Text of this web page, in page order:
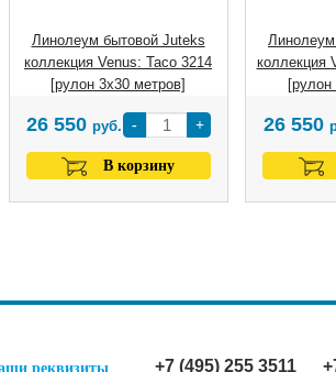
Линолеум бытовой Juteks
коллекция Venus: Taco 3214
[рулон 3х30 метров]
- +
26 550 руб.
В корзину
коллекция
[рулон
26 550
реквизиты +7 (495) 255 3511